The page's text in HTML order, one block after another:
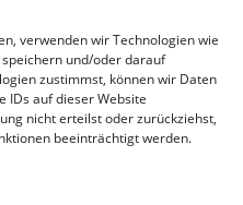
verwenden wir Technologien wie
und/oder darauf
zustimmst, können wir Daten
IDs auf dieser Website
nicht erteilst oder zurückziehst,
beeinträchtigt werden.